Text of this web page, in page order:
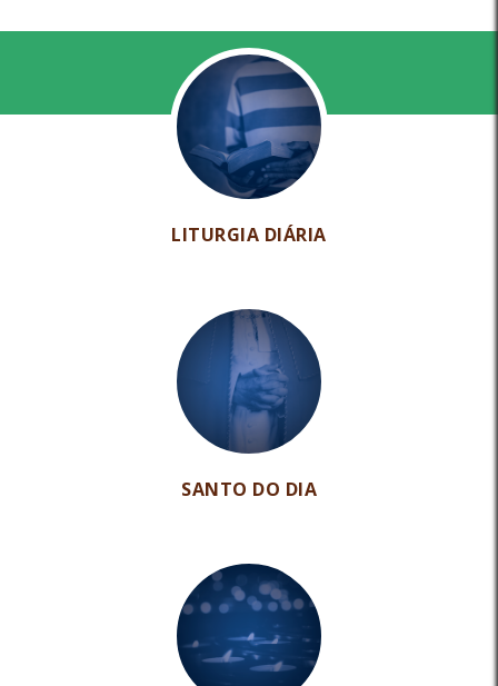
LITURGIA DIÁRIA
SANTO DO DIA